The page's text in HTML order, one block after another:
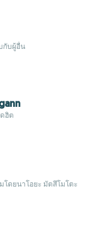
กับผู้อื่น
ฮิต
โดยนาโอยะ มัตสึโมโตะ